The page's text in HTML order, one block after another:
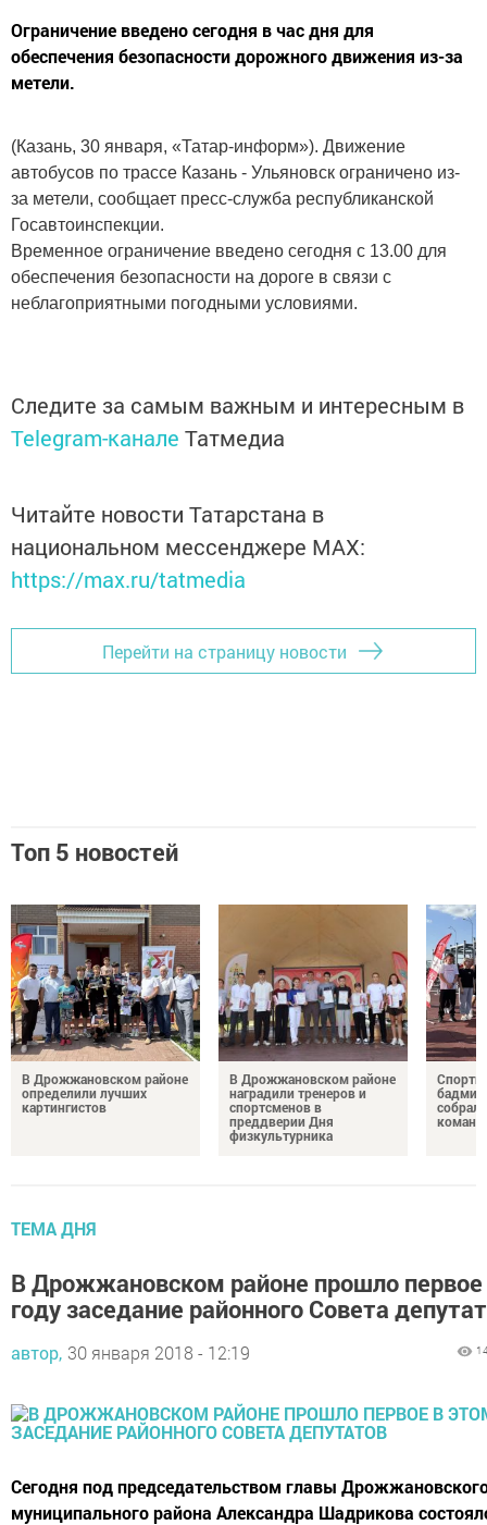
Ограничение введено сегодня в час дня для
обеспечения безопасности дорожного движения из-за
метели.
(Казань, 30 января, «Татар-информ»). Движение
автобусов по трассе Казань - Ульяновск ограничено из-
за метели, сообщает пресс-служба республиканской
Госавтоинспекции.
Временное ограничение введено сегодня с 13.00 для
обеспечения безопасности на дороге в связи с
неблагоприятными погодными условиями.
Следите за самым важным и интересным в
Telegram-канале Татмедиа
Читайте новости Татарстана в
национальном мессенджере MАХ:
https://max.ru/tatmedia
Перейти на страницу новости
Топ 5 новостей
В Дрожжановском районе
определили лучших
картингистов
В Дрожжановском районе
наградили тренеров и
спортсменов в
преддверии Дня
физкультурника
ТЕМА ДНЯ
В Дрожжановском районе прошло
году заседание районного Совета
автор, 30 января 2018 - 12:19
Сегодня под председательством главы
муниципального района Александра Шадрикова